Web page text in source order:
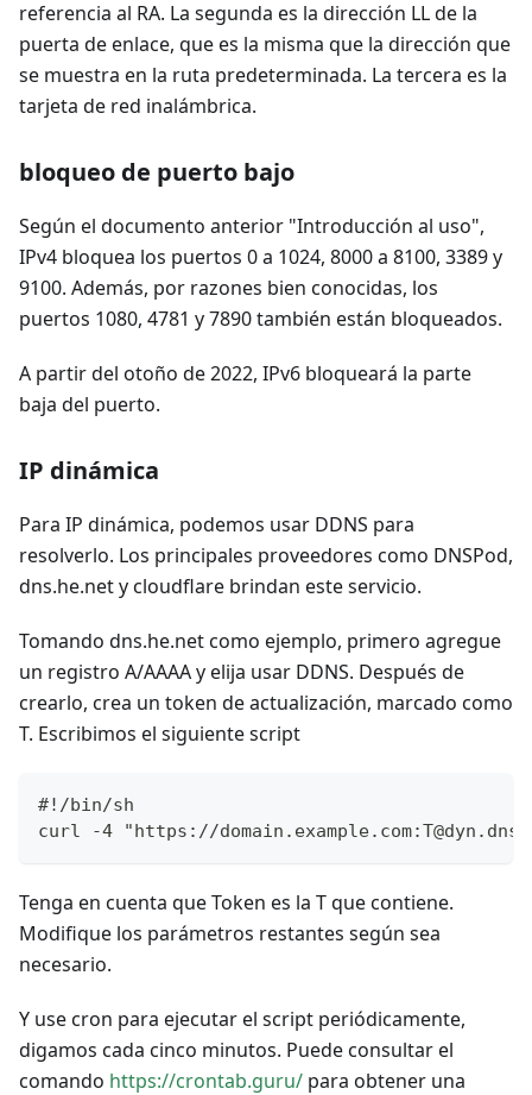
referencia al RA. La segunda es la dirección LL de la
puerta de enlace, que es la misma que la dirección que
se muestra en la ruta predeterminada. La tercera es la
tarjeta de red inalámbrica.
bloqueo de puerto bajo
Según el documento anterior "Introducción al uso",
IPv4 bloquea los puertos 0 a 1024, 8000 a 8100, 3389 y
9100. Además, por razones bien conocidas, los
puertos 1080, 4781 y 7890 también están bloqueados.
A partir del otoño de 2022, IPv6 bloqueará la parte
baja del puerto.
IP dinámica
Para IP dinámica, podemos usar DDNS para
resolverlo. Los principales proveedores como DNSPod,
dns.he.net y cloudflare brindan este servicio.
Tomando dns.he.net como ejemplo, primero agregue
un registro A/AAAA y elija usar DDNS. Después de
crearlo, crea un token de actualización, marcado como
T. Escribimos el siguiente script
#!/bin/sh
curl -4 "https://
Tenga en cuenta que Token es la T que contiene.
Modifique los parámetros restantes según sea
necesario.
Y use cron para ejecutar el script periódicamente,
digamos cada cinco minutos. Puede consultar el
comando https://crontab.guru/ para obtener una